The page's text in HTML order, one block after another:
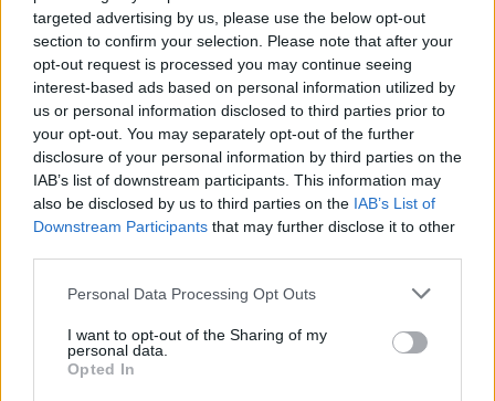
targeted advertising by us, please use the below opt-out
section to confirm your selection. Please note that after your
opt-out request is processed you may continue seeing
interest-based ads based on personal information utilized by
us or personal information disclosed to third parties prior to
your opt-out. You may separately opt-out of the further
disclosure of your personal information by third parties on the
IAB’s list of downstream participants. This information may
also be disclosed by us to third parties on the IAB’s List of
Downstream Participants that may further disclose it to other
Personal Data Processing Opt Outs
I want to opt-out of the Sharing of my
personal data.
Opted In
lägre uppklaring än vuxna. Utvecklingen mot
minskad brottslighet bland unga över längre tid
stöds också av självdeklarationsundersökningar
bland elever i 9 klass.
Figur 2
Andel 15–20-åringar lagförda för brott av
samtliga lagförda 1980–2023. Procent (Brå)